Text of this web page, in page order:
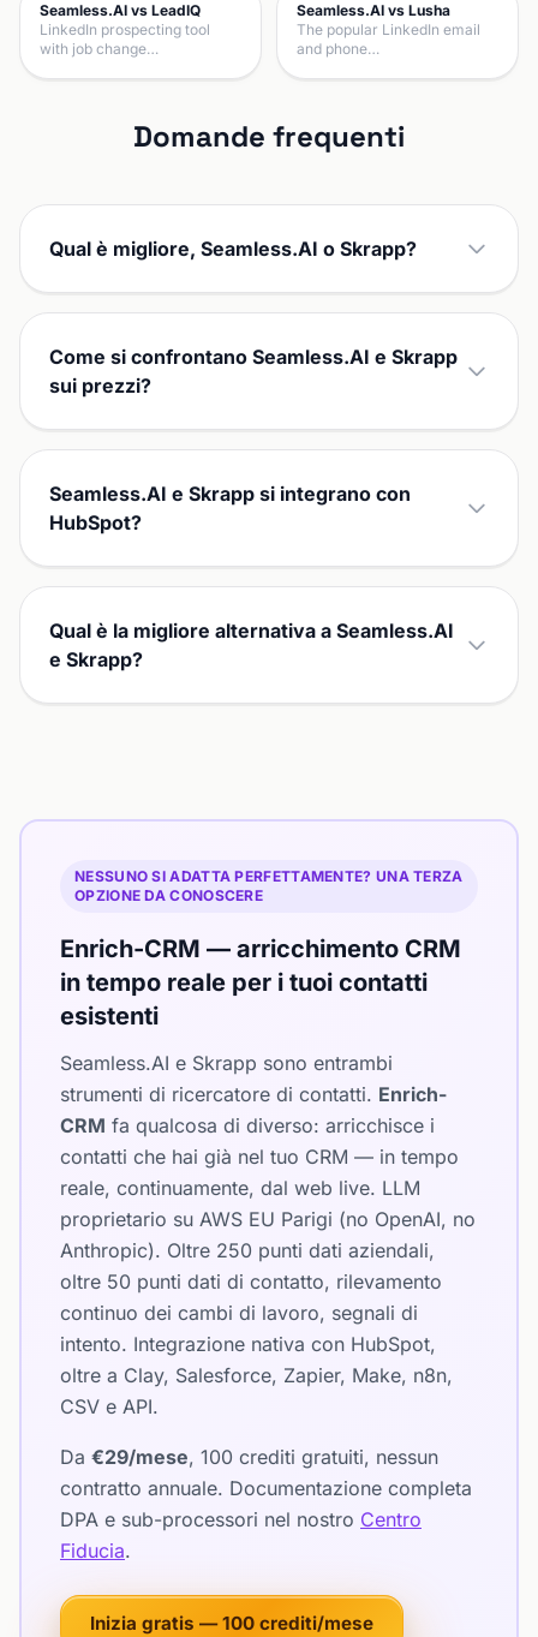
Seamless.AI vs LeadIQ
LinkedIn prospecting tool
with job change…
Seamless.AI vs Lusha
The popular LinkedIn email
and phone…
Domande frequenti
Qual è migliore, Seamless.AI o Skrapp?
Come si confrontano Seamless.AI e Skrapp
sui prezzi?
Seamless.AI e Skrapp si integrano con
HubSpot?
Qual è la migliore alternativa a Seamless.AI
e Skrapp?
NESSUNO SI ADATTA PERFETTAMENTE? UNA TERZA
OPZIONE DA CONOSCERE
Enrich-CRM — arricchimento CRM
in tempo reale per i tuoi contatti
esistenti
Seamless.AI e Skrapp sono entrambi
strumenti di ricercatore di contatti. Enrich-
CRM fa qualcosa di diverso: arricchisce i
contatti che hai già nel tuo CRM — in tempo
reale, continuamente, dal web live. LLM
proprietario su AWS EU Parigi (no OpenAI, no
Anthropic). Oltre 250 punti dati aziendali,
oltre 50 punti dati di contatto, rilevamento
continuo dei cambi di lavoro, segnali di
intento. Integrazione nativa con HubSpot,
oltre a Clay, Salesforce, Zapier, Make, n8n,
CSV e API.
Da €29/mese, 100 crediti gratuiti, nessun
contratto annuale. Documentazione completa
DPA e sub-processori nel nostro Centro
Fiducia.
Inizia gratis — 100 crediti/mese